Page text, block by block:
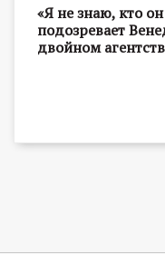
«Я не знаю, кто
подозревает
двойном